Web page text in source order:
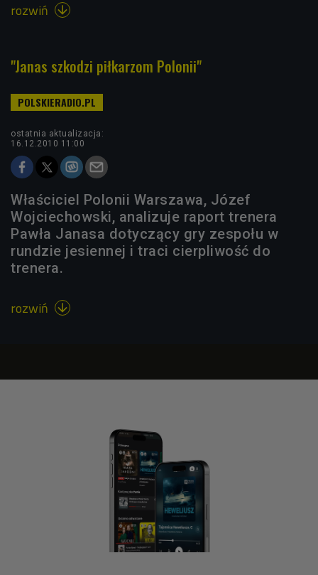
rozwiń 
"Janas szkodzi piłkarzom Polonii"
ostatnia aktualizacja:
16.12.2010 11:00
Właściciel Polonii Warszawa, Józef
Wojciechowski, analizuje raport trenera
Pawła Janasa dotyczący gry zespołu w
rundzie jesiennej i traci cierpliwość do
trenera.
rozwiń 